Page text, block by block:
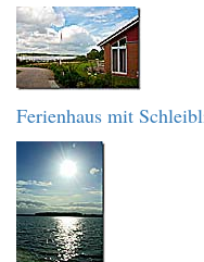
Ferienhaus mit